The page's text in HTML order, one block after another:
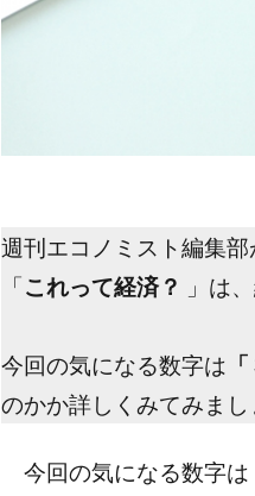
週刊エコノミスト編集
「これって経済？ 」は
今回の気になる数字は
のかか詳しくみてみまし
今回の気になる数字は